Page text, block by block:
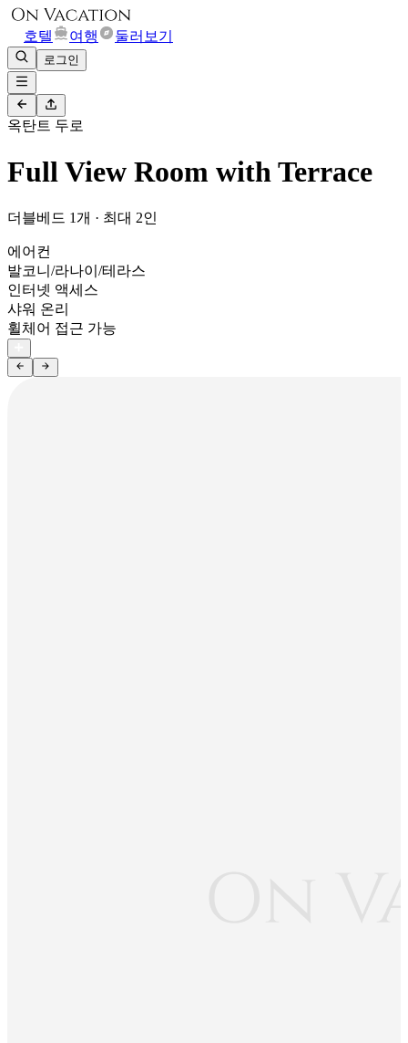
호텔 여행 둘러보기
로그인
옥탄트 두로
Full View Room with Terrace
더블베드 1개 · 최대 2인
에어컨
발코니/라나이/테라스
인터넷 액세스
샤워 온리
휠체어 접근 가능